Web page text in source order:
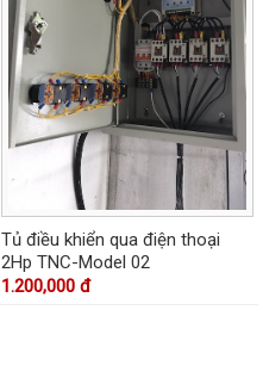
Tủ điều khiển qua điện thoại
2Hp TNC-Model 02
1.200,000 đ